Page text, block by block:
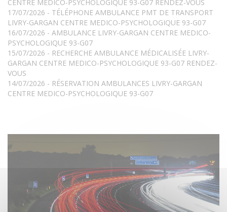
CENTRE MEDICO-PSYCHOLOGIQUE 93-G07 RENDEZ-VOUS
17/07/2026 - TÉLÉPHONE AMBULANCE PMT DE TRANSPORT
LIVRY-GARGAN CENTRE MEDICO-PSYCHOLOGIQUE 93-G07
16/07/2026 - AMBULANCE LIVRY-GARGAN CENTRE MEDICO-
PSYCHOLOGIQUE 93-G07
15/07/2026 - RECHERCHE AMBULANCE MÉDICALISÉE LIVRY-
GARGAN CENTRE MEDICO-PSYCHOLOGIQUE 93-G07 RENDEZ-
VOUS
14/07/2026 - RÉSERVATION AMBULANCES LIVRY-GARGAN
CENTRE MEDICO-PSYCHOLOGIQUE 93-G07